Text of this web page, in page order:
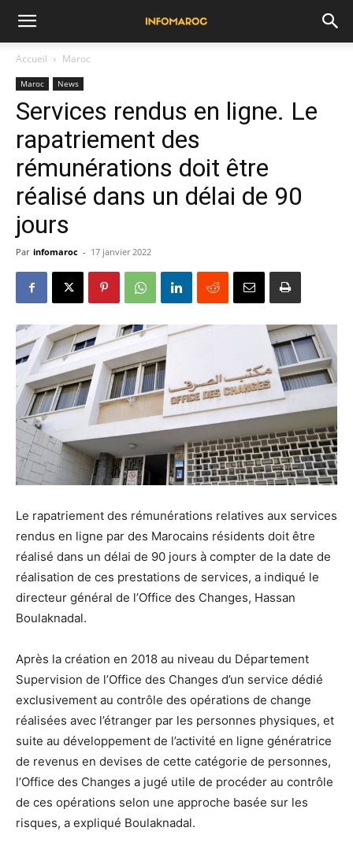
Accueil Maroc
Maroc News
Services rendus en ligne. Le
rapatriement des
rémunérations doit être
réalisé dans un délai de 90
jours
Par infomaroc - 17 janvier 2022
Le rapatriement des rémunérations relatives aux services
rendus en ligne par des Marocains résidents doit être
réalisé dans un délai de 90 jours à compter de la date de
réalisation de ces prestations de services, a indiqué le
directeur général de l’Office des Changes, Hassan
Boulaknadal.
Après la création en 2018 au niveau du Département
Supervision de l’Office des Changes d’un service dédié
exclusivement au contrôle des opérations de change
réalisées avec l’étranger par les personnes physiques, et
suite au développement de l’activité en ligne génératrice
de revenus en devises de cette catégorie de personnes,
l’Office des Changes a jugé utile de procéder au contrôle
de ces opérations selon une approche basée sur les
risques, a expliqué Boulaknadal.